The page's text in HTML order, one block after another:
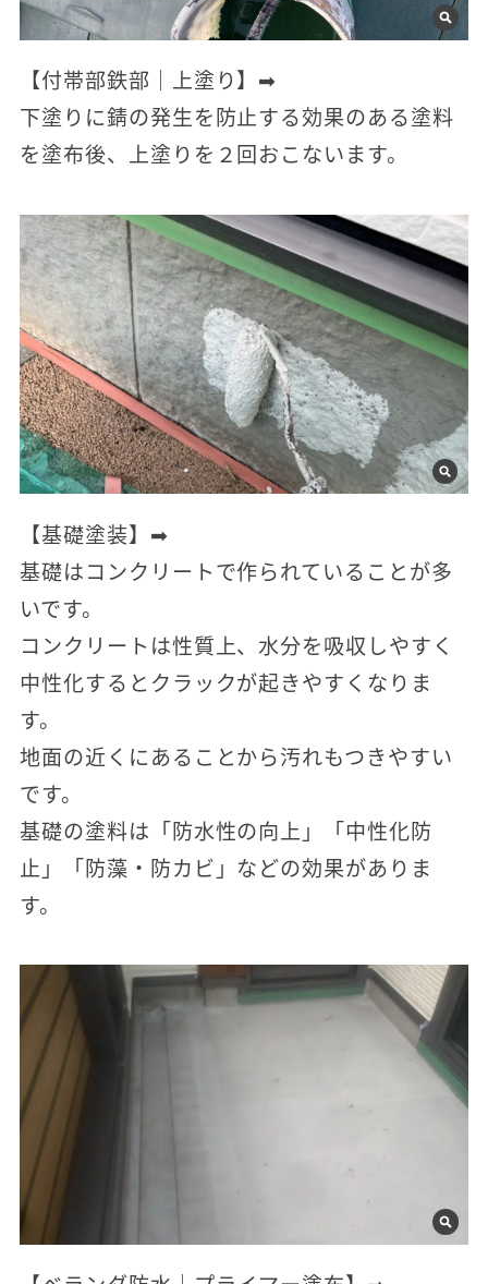
【付帯部鉄部｜上塗り】➡
下塗りに錆の発生を防止する効果のある塗料
を塗布後、上塗りを２回おこないます。
【基礎塗装】➡
基礎はコンクリートで作られていることが多
いです。
コンクリートは性質上、水分を吸収しやすく
中性化するとクラックが起きやすくなりま
す。
地面の近くにあることから汚れもつきやすい
です。
基礎の塗料は「防水性の向上」「中性化防
止」「防藻・防カビ」などの効果がありま
す。